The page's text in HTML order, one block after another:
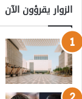
الزوار يقرؤون الآن